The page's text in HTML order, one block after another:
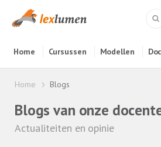
Home Cursussen Modellen
Home Blogs
Blogs van onze
Actualiteiten en opinie